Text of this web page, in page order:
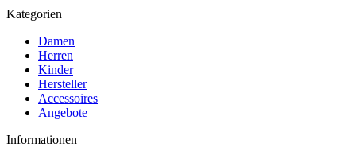
Kategorien
Damen
Herren
Kinder
Hersteller
Accessoires
Angebote
Informationen